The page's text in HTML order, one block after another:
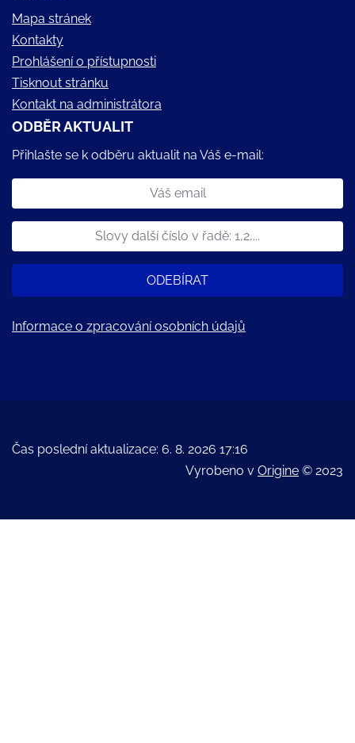
Mapa stránek
Kontakty
Prohlášení o přístupnosti
Tisknout stránku
Kontakt na administrátora
ODBĚR AKTUALIT
Přihlašte se k odběru aktualit na Váš e-mail:
ODEBÍRAT
Informace o zpracování osobních údajů
Čas poslední aktualizace: 6. 8. 2026 17:16
Vyrobeno v Origine © 2023